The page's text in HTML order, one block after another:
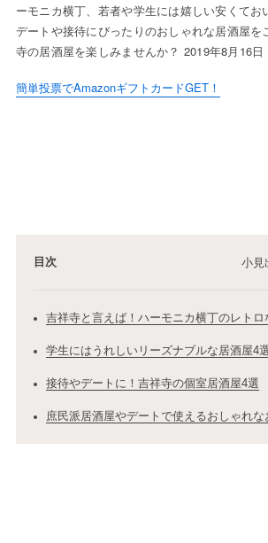
ーモニカ横丁、若者や学生には嬉しい安くてお
デートや接待にぴったりのおしゃれな居酒屋を
寺の居酒屋を楽しみませんか？ 2019年8月16日
簡単投票でAmazonギフトカードGET！
目次 小見
吉祥寺と言えば！ハーモニカ横丁のレトロ
学生にはうれしいリーズナブルな居酒屋4
接待やデートに！吉祥寺の個室居酒屋4選
庶民派居酒屋やデートで使えるおしゃれ